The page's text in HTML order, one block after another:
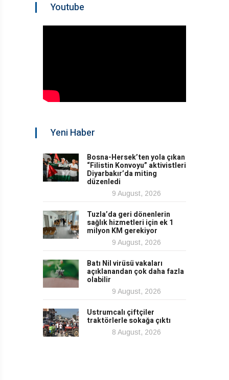
Youtube
Yeni Haber
Bosna-Hersek’ten yola çıkan
“Filistin Konvoyu” aktivistleri
Diyarbakır’da miting
düzenledi
9 August, 2026
Tuzla’da geri dönenlerin
sağlık hizmetleri için ek 1
milyon KM gerekiyor
9 August, 2026
Batı Nil virüsü vakaları
açıklanandan çok daha fazla
olabilir
9 August, 2026
Ustrumcalı çiftçiler
traktörlerle sokağa çıktı
8 August, 2026